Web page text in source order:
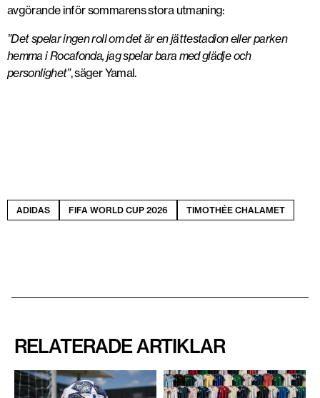
avgörande inför sommarens stora utmaning:
”Det spelar ingen roll om det är en jättestadion eller parken
hemma i Rocafonda, jag spelar bara med glädje och
personlighet”, säger Yamal.
ADIDAS FIFA WORLD CUP 2026 TIMOTHÉE CHALAMET
RELATERADE ARTIKLAR